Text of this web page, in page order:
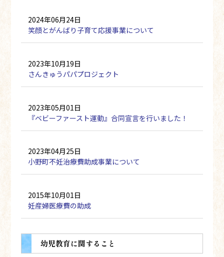
2024年06月24日
笑顔とがんばり子育て応援事業について
2023年10月19日
さんきゅうパパプロジェクト
2023年05月01日
『ベビーファースト運動』合同宣言を行いました！
2023年04月25日
小野町不妊治療費助成事業について
2015年10月01日
妊産婦医療費の助成
幼児教育に関すること